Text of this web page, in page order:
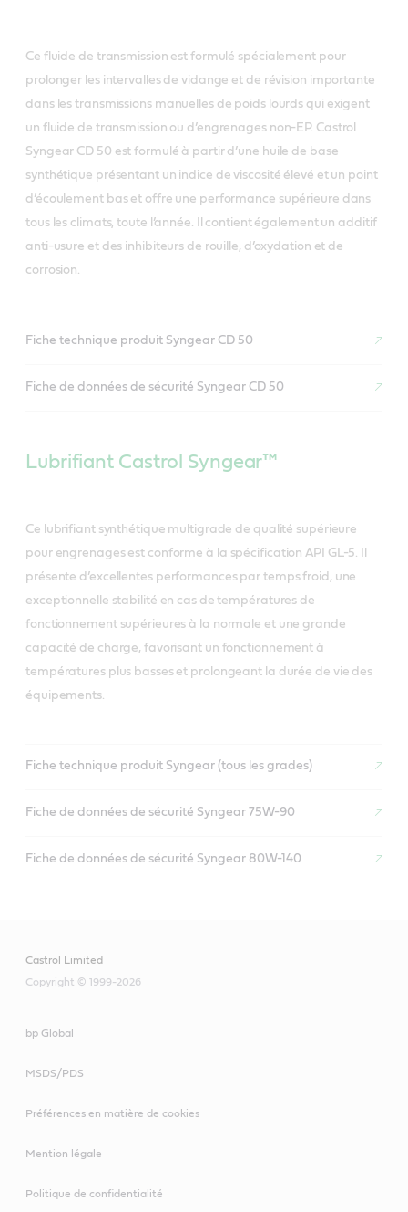
Ce fluide de transmission est formulé spécialement pour
prolonger les intervalles de vidange et de révision importante
dans les transmissions manuelles de poids lourds qui exigent
un fluide de transmission ou d’engrenages non-EP. Castrol
Syngear CD 50 est formulé à partir d’une huile de base
synthétique présentant un indice de viscosité élevé et un point
d’écoulement bas et offre une performance supérieure dans
tous les climats, toute l’année. Il contient également un additif
anti-usure et des inhibiteurs de rouille, d’oxydation et de
corrosion.
Fiche technique produit Syngear CD 50
Fiche de données de sécurité Syngear CD 50
Lubrifiant Castrol Syngear™
Ce lubrifiant synthétique multigrade de qualité supérieure
pour engrenages est conforme à la spécification API GL-5. Il
présente d’excellentes performances par temps froid, une
exceptionnelle stabilité en cas de températures de
fonctionnement supérieures à la normale et une grande
capacité de charge, favorisant un fonctionnement à
températures plus basses et prolongeant la durée de vie des
équipements.
Fiche technique produit Syngear (tous les grades)
Fiche de données de sécurité Syngear 75W-90
Fiche de données de sécurité Syngear 80W-140
Castrol Limited
Copyright © 1999-2026
bp Global
MSDS/PDS
Préférences en matière de cookies
Mention légale
Politique de confidentialité